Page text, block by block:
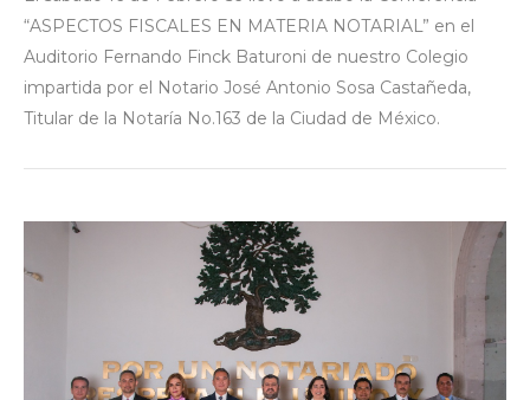
“ASPECTOS FISCALES EN MATERIA NOTARIAL” en el
Auditorio Fernando Finck Baturoni de nuestro Colegio
impartida por el Notario José Antonio Sosa Castañeda,
Titular de la Notaría No.163 de la Ciudad de México.